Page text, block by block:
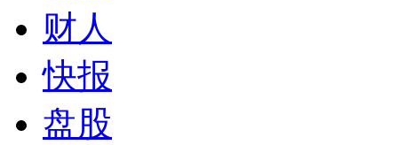
财人
快报
盘股